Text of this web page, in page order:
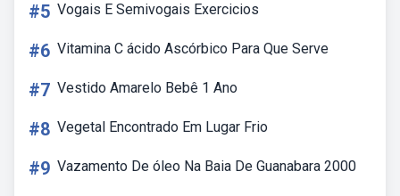
#5 Vogais E Semivogais Exercicios
#6 Vitamina C ácido Ascórbico Para Que Serve
#7 Vestido Amarelo Bebê 1 Ano
#8 Vegetal Encontrado Em Lugar Frio
#9 Vazamento De óleo Na Baia De Guanabara 2000